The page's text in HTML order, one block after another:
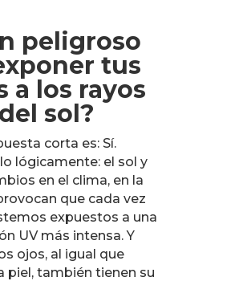
peligroso
tus
a los rayos
sol?
corta es: Sí.
lógicamente: el sol y
en el clima, en la
que cada vez
expuestos a una
UV más intensa. Y
ojos, al igual que
piel, también tienen su